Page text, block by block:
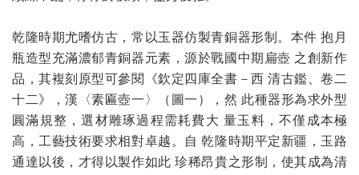
乾隆時期尤嗜仿古，常以玉器仿製青銅器形制。本件 抱月
瓶造型充滿濃郁青銅器元素，源於戰國中期扁壺 之創新作
品，其複刻原型可參閱《欽定四庫全書－西 清古鑑、卷二
十二》，漢〈素匾壺一〉（圖一），然 此種器形為求外型
圓滿規整，選材雕琢過程需耗費大 量玉料，不僅成本極
高，工藝技術要求相對卓越。自 乾隆時期平定新疆，玉路
通達以後，才得以製作如此 珍稀昂貴之形制，使其成為清